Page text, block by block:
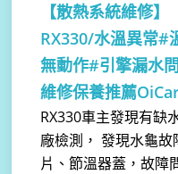
【散熱系統維修】
RX330/水溫異常#
無動作#引擎漏水
維修保養推薦
RX330車主發現有缺
廠檢測， 發現水龜
片、節溫器蓋，故障